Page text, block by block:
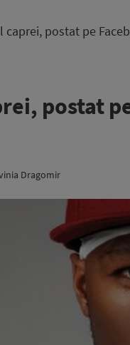
caprei, postat pe
postat
Dragomir